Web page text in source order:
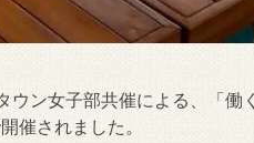
ン女子部共催による、「働
催されました。